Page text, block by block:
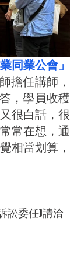
同業公會」
擔任講師，
，學員收穫
很白話，很
常在想，通
相當划算，
訟委任)請洽